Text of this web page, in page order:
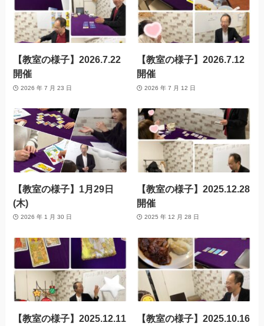
【教室の様子】2026.7.22
開催
2026 年 7 月 23 日
【教室の様子】2026.7.12
開催
2026 年 7 月 12 日
【教室の様子】1月29日
(木)
2026 年 1 月 30 日
【教室の様子】2025.12.28
開催
2025 年 12 月 28 日
【教室の様子】2025.12.11
【教室の様子】2025.10.16